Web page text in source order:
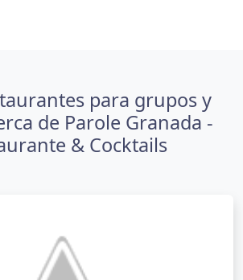
para grupos y
de Parole Granada -
& Cocktails